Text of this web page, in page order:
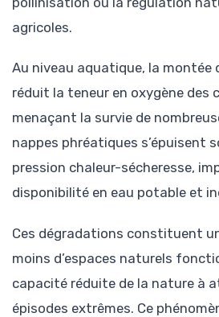
agricoles.
Au niveau aquatique, la montée
réduit la teneur en oxygène des
menaçant la survie de
nappes phréatiques s’épuisent
pression chaleur-sécheresse,
disponibilité en eau potable et
Ces dégradations constituent
moins d’espaces naturels
capacité réduite de la nature à
épisodes extrêmes. Ce